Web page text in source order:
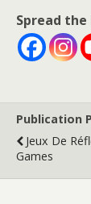
Spread the
Publication
Jeux De
Games